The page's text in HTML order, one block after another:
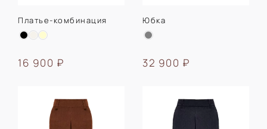
Платье-комбинация
16 900 ₽
Юбка
32 900 ₽